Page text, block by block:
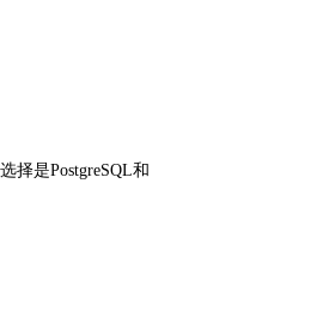
择是PostgreSQL和